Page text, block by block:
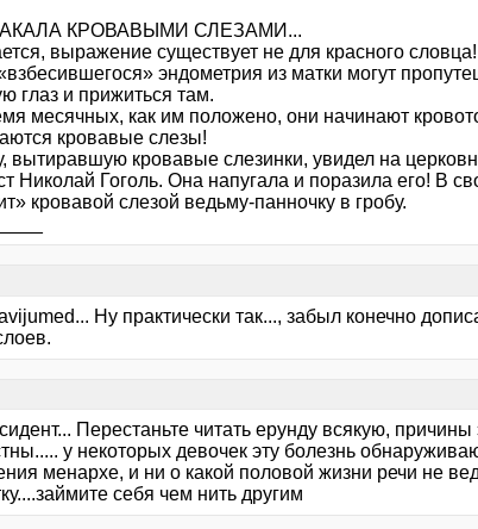
КРОВАВЫМИ СЛЕЗАМИ...
выражение существует не для красного
эндометрия из матки могут
глаз и прижиться там.
месячных, как им положено, они начинают
кровавые слезы!
вытиравшую кровавые слезинки, увидел на
Николай Гоголь. Она напугала и поразила его! В
кровавой слезой ведьму-панночку в гробу.
Ну практически так..., забыл конечно
Перестаньте читать ерунду всякую,
у некоторых девочек эту болезнь
менархе, и ни о какой половой жизни речи не
себя чем нить другим